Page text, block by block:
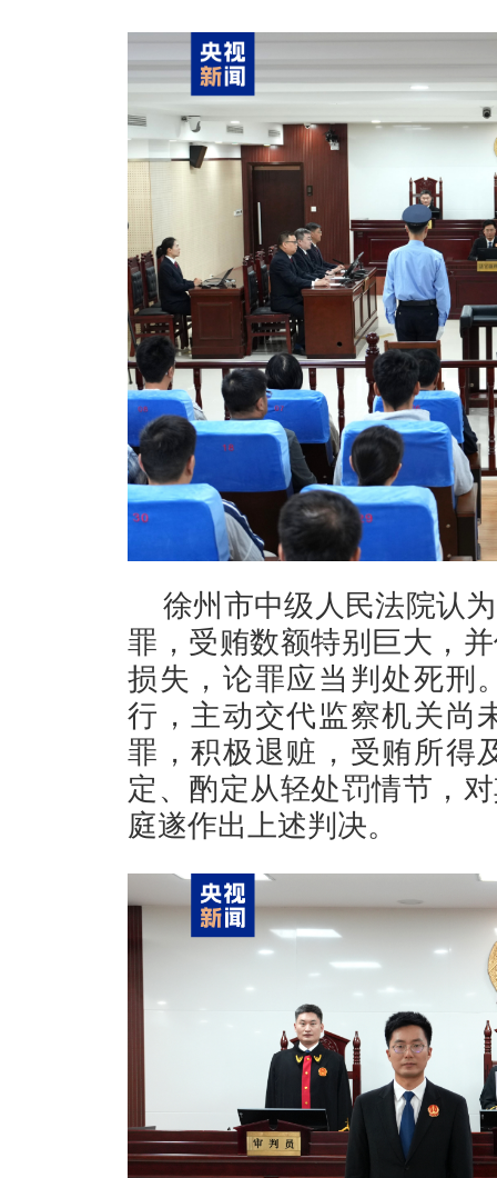
徐州市中级人民法院认
罪，受贿数额特别巨大，
损失，论罪应当判处死刑
行，主动交代监察机关尚
罪，积极退赃，受贿所得
定、酌定从轻处罚情节，
庭遂作出上述判决。